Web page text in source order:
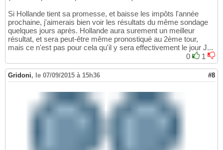
Si Hollande tient sa promesse, et baisse les impôts l'année
prochaine, j'aimerais bien voir les résultats du même sondage
quelques jours après. Hollande aura surement un meilleur
résultat, et sera peut-être même pronostiqué au 2ème tour,
mais ce n'est pas pour cela qu'il y sera effectivement le jour J...
0
1
Gridoni, le 07/09/2015 à 15h36 #8